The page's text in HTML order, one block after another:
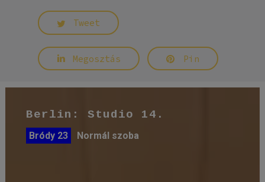
Tweet
Megosztás Pin
Bródy 23 Normál szoba
Berlin: Studio 14.